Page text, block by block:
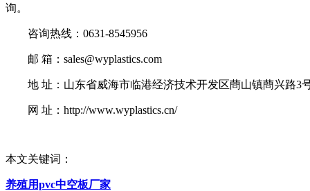
询。
咨询热线：0631-8545956
邮 箱：sales@wyplastics.com
地 址：山东省威海市临港经济技术开发区蔄山镇蔄兴路3
网 址：http://www.wyplastics.cn/
本文关键词：
养殖用pvc中空板厂家